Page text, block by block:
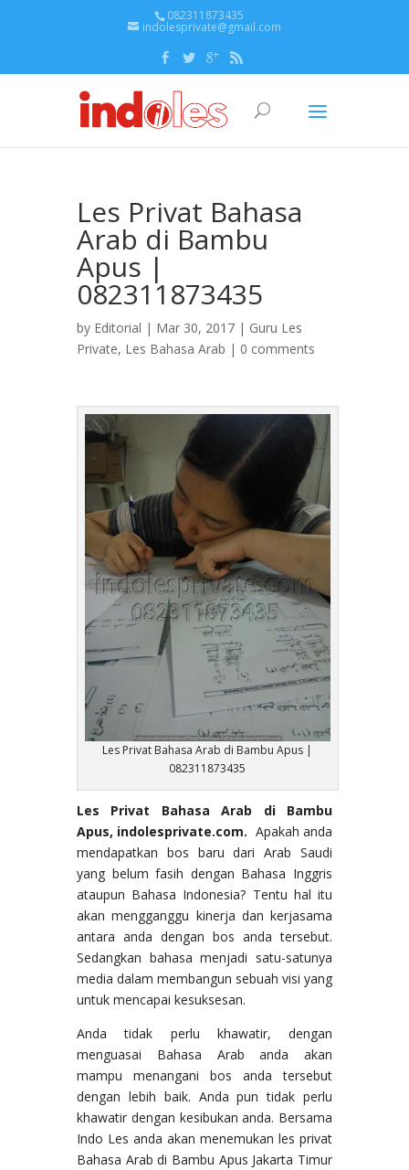
082311873435
indolesprivate@gmail.com
Les Privat Bahasa
Arab di Bambu
Apus |
082311873435
by Editorial | Mar 30, 2017 | Guru Les
Private, Les Bahasa Arab | 0 comments
Les Privat Bahasa Arab di Bambu Apus |
082311873435
Les Privat Bahasa Arab di Bambu
Apus, indolesprivate.com. Apakah anda
mendapatkan bos baru dari Arab Saudi
yang belum fasih dengan Bahasa Inggris
ataupun Bahasa Indonesia? Tentu hal itu
akan mengganggu kinerja dan kerjasama
antara anda dengan bos anda tersebut.
Sedangkan bahasa menjadi satu-satunya
media dalam membangun sebuah visi yang
untuk mencapai kesuksesan.
Anda tidak perlu khawatir, dengan
menguasai Bahasa Arab anda akan
mampu menangani bos anda tersebut
dengan lebih baik. Anda pun tidak perlu
khawatir dengan kesibukan anda. Bersama
Indo Les anda akan menemukan les privat
Bahasa Arab di Bambu Apus Jakarta Timur